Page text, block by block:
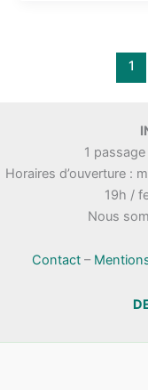
1
1
Horaires d’ouverture :
19h /
Nous
Contact–